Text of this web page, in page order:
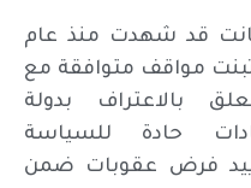
قد شهدت منذ عام
تبنت مواقف متوافقة مع
بالاعتراف بدولة
حادة للسياسة
تأييد فرض عقوبات ضمن